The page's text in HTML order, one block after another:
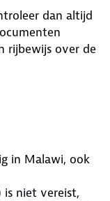
dan altijd
rijbewijs over de
in Malawi, ook
is niet vereist,